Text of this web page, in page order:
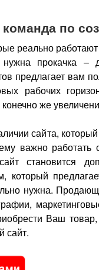
по
реально работают
прокачка –
предлагает вам
рабочих
же
сайта,
важно
становится
который
нужна.
Ваш
сайт.